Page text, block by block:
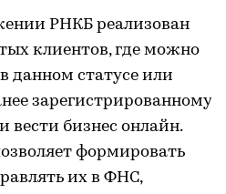
РНКБ реализован
клиентов, где можно
данном статусе или
зарегистрированному
вести бизнес онлайн.
формировать
их в ФНС,